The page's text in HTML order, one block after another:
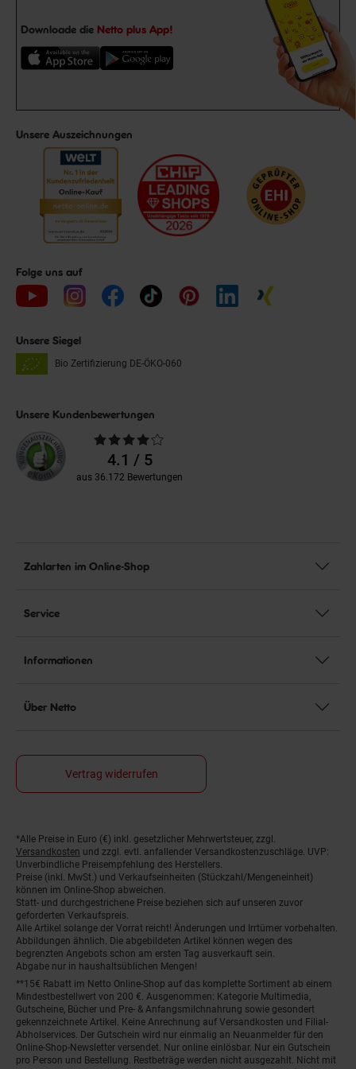
Downloade die Netto plus App!
Unsere Auszeichnungen
Folge uns auf
Unsere Siegel
Bio Zertifizierung DE-ÖKO-060
Unsere Kundenbewertungen
Durchschnittliche
Bewertungen4.1 / 5
aus 36.172 Bewertungen
Zahlarten im Online-Shop
Service
Informationen
Über Netto
Vertrag widerrufen
Fußnoten
*Alle Preise in Euro (€) inkl. gesetzlicher Mehrwertsteuer, zzgl.
Versandkosten und zzgl. evtl. anfallender Versandkostenzuschläge. UVP:
Unverbindliche Preisempfehlung des Herstellers.
Preise (inkl. MwSt.) und Verkaufseinheiten (Stückzahl/Mengeneinheit)
können im Online-Shop abweichen.
Statt- und durchgestrichene Preise beziehen sich auf unseren zuvor
geforderten Verkaufspreis.
Alle Artikel solange der Vorrat reicht! Änderungen und Irrtümer vorbehalten.
Abbildungen ähnlich. Die abgebildeten Artikel können wegen des
begrenzten Angebots schon am ersten Tag ausverkauft sein.
Abgabe nur in haushaltsüblichen Mengen!
**15€ Rabatt im Netto Online-Shop auf das komplette Sortiment ab einem
Mindestbestellwert von 200 €. Ausgenommen: Kategorie Multimedia,
Gutscheine, Bücher und Pre- & Anfangsmilchnahrung sowie gesondert
gekennzeichnete Artikel. Keine Anrechnung auf Versandkosten und Filial-
Abholservices. Der Gutschein wird nur einmalig an Neuanmelder für den
Online-Shop-Newsletter versendet. Nur online einlösbar. Nur ein Gutschein
pro Person und Bestellung. Restbeträge werden nicht ausgezahlt. Nicht mit